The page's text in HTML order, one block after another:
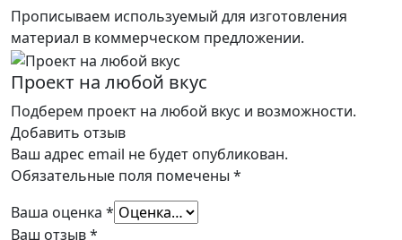
Прописываем используемый для изготовления
материал в коммерческом предложении.
Проект на любой вкус
Подберем проект на любой вкус и возможности.
Добавить отзыв
Ваш адрес email не будет опубликован.
Обязательные поля помечены *
Ваша оценка *
Ваш отзыв*